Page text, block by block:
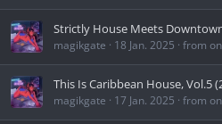
Strictly House Meets
magikgate 18 Jan. 2025 from
This Is Caribbean House, Vol.5
magikgate 17 Jan. 2025 from